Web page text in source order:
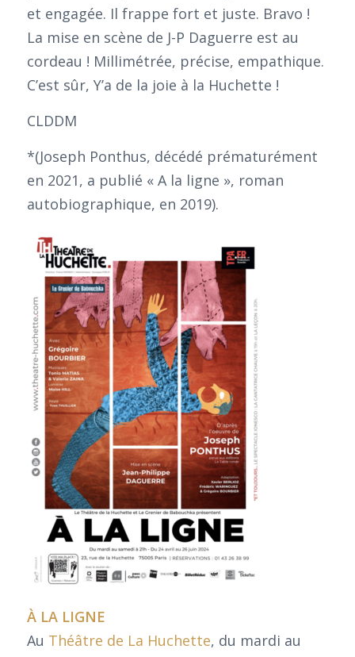
et engagée. Il frappe fort et juste. Bravo !
La mise en scène de J-P Daguerre est au
cordeau ! Millimétrée, précise, empathique.
C’est sûr, Y’a de la joie à la Huchette !
CLDDM
*(Joseph Ponthus, décédé prématurément
en 2021, a publié « A la ligne », roman
autobiographique, en 2019).
À LA LIGNE
Au Théâtre de La Huchette, du mardi au